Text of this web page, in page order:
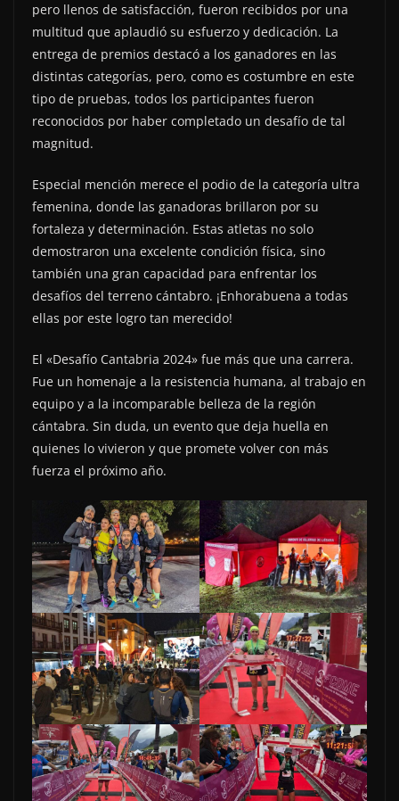
pero llenos de satisfacción, fueron recibidos por una
multitud que aplaudió su esfuerzo y dedicación. La
entrega de premios destacó a los ganadores en las
distintas categorías, pero, como es costumbre en este
tipo de pruebas, todos los participantes fueron
reconocidos por haber completado un desafío de tal
magnitud.
Especial mención merece el podio de la categoría ultra
femenina, donde las ganadoras brillaron por su
fortaleza y determinación. Estas atletas no solo
demostraron una excelente condición física, sino
también una gran capacidad para enfrentar los
desafíos del terreno cántabro. ¡Enhorabuena a todas
ellas por este logro tan merecido!
El «Desafío Cantabria 2024» fue más que una carrera.
Fue un homenaje a la resistencia humana, al trabajo en
equipo y a la incomparable belleza de la región
cántabra. Sin duda, un evento que deja huella en
quienes lo vivieron y que promete volver con más
fuerza el próximo año.